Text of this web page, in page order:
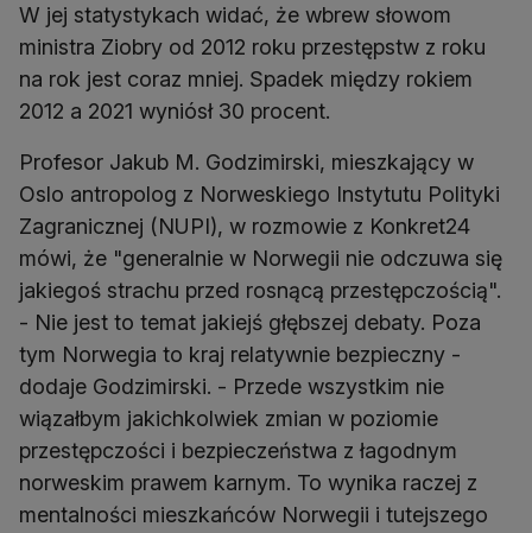
W jej statystykach widać, że wbrew słowom
ministra Ziobry od 2012 roku przestępstw z roku
na rok jest coraz mniej. Spadek między rokiem
2012 a 2021 wyniósł 30 procent.
Profesor Jakub M. Godzimirski, mieszkający w
Oslo antropolog z Norweskiego Instytutu Polityki
Zagranicznej (NUPI), w rozmowie z Konkret24
mówi, że "generalnie w Norwegii nie odczuwa się
jakiegoś strachu przed rosnącą przestępczością".
- Nie jest to temat jakiejś głębszej debaty. Poza
tym Norwegia to kraj relatywnie bezpieczny -
dodaje Godzimirski. - Przede wszystkim nie
wiązałbym jakichkolwiek zmian w poziomie
przestępczości i bezpieczeństwa z łagodnym
norweskim prawem karnym. To wynika raczej z
mentalności mieszkańców Norwegii i tutejszego